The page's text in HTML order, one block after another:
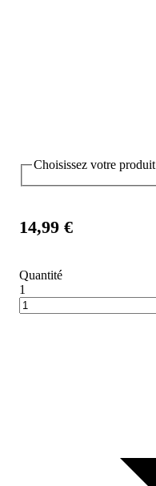
Choisissez votre produit
14,99 €
Quantité
1